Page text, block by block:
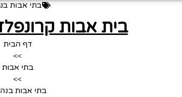
בתי אבות
בית אבות
דף הבית
>>
בתי אבות
>>
בתי אבות